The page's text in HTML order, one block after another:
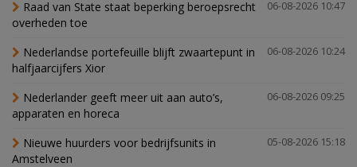
06-08-2026 10:47
Raad van State staat beperking beroepsrecht
overheden toe
06-08-2026 10:24
Nederlandse portefeuille blijft zwaartepunt in
halfjaarcijfers Xior
06-08-2026 09:25
Nederlander geeft meer uit aan auto’s,
apparaten en horeca
05-08-2026 15:18
Nieuwe huurders voor bedrijfsunits in
Amstelveen